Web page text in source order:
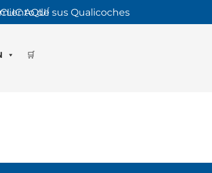
🛒
AQUÍde sus Qualicoches